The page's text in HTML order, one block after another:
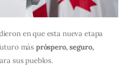
en que esta nueva etapa
más próspero, seguro,
sus pueblos.